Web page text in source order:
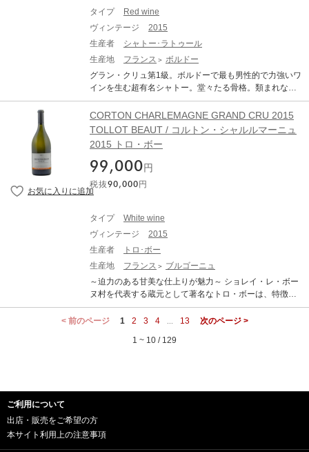
ったのです。 抜栓した瞬間から、サロン2015は私たちの
五感全てを魅了します。きらめくゴールドの色合いは グ
リーンとシルバーのハイライトによって引き立てられ、
花、菩提樹やスイカズラなどのはっきりとしてデリケー
トなアロマが発散します。そして常に遍在する白亜質の
香り。雄大で生き生きとした口当たりは、塩味と爽快感
の完璧 なバランスをもたらし、テロワールの真髄を呼び
起こします。濃厚かつエレガントな味わいは豊満さと繊
細さを同時に持ち合わせ、それは土地と時間を語り続け
ています。 ヴィンテージ情報 長くまばゆい2015年の夏
穏やかで雨の多い秋の後に続いた冬は典型的で、霜が降
りるのも稀でした。そして雨の多い春が訪れ、シャルド
ネは4月14日から蕾を出します。5月中旬から始まった干
ばつは8月中旬まで続き、 豊富な日照量と相まって、シ
した。シャルドネの開花は6月11日に始まります。8月に
しい気温をもたらし、慎重かつ確実にブドウが完熟する
ための環境が整います。そして9月8日に収穫が始まる
頃、ル·メニル·シュール·オジェ村には太陽が戻ってきま
した。2015年の夏は、干ばつと日照に関しては記録的な
年でした。その結果、ブドウは見事に成熟し、当時から
すでに素晴らしいヴィンテージが約束されていたので
が2人の子供たちで、ボンヌ・マールは伯父さん。つまり
これだけ家族が違うということ。赤い果実のニュアンス
クベリーなど黒い果実の香りが強く、しかも若い時の色
調に青紫の反射を伴う。豊かで肉付きのよいワイン。ち
なみにヴォギュエのボンヌ・マールは大部分がテール・
ルージュ（赤土）の土壌にある。 ■テクニカル情報■ 醸
桶、使用酵母：天然酵母、熟成(樽【新樽率】/タンク)：2
0～30%、マロラクティック発酵の有無：する、瓶詰め時
のフィルターの有無：年による、所有面積：2.60ha、土
壌：石灰粘土質、ぶどう品種(セパージュ)：Pinot Noir 10
0%、ぶどうの仕立て：ギュイヨ・サンプル、コルドン・
ドゥブル、収穫量：11000本/ha、収穫方法：手摘み、農
法：リュット・アンテグレ COMTE GEORGES DE VOG
UE BONNES MARES GRAND CRU ドメーヌ・コント・
リュ 生産地：フランス ブルゴーニュ コート・ド・ニュ
イ シャンボール・ミュジニー 原産地呼称：AOC. BONN
ES MARES ぶどう品種：ピノ・ノワール 100% アルコー
【古酒について、当店からのお願い】 オールドヴィンテ
ージのワインは必ず休息させることが必要です。休ませ
ずに抜栓してしまうと本来の味わいは全く表れてきませ
ん。商品到着後、最低でも2週間は休ませてください。 ●
古酒特有のボトル傷や汚れがございます。 ●澱がござい
み落ち着くまで休息させてから(最低でも1か月、出来れ
頂いた上でのご購入をお願い致します。
頃を迎えるまでに時間を要しますが、長期熟成を経て現
れるうっとりとするような滑らかな舌触り、そして豊か
な味わいを持ちます。最高のテロワールで育ち、極めて
厳しい選果をクリアした珠玉のブドウだけをグラン・ヴ
ァンに使用。 口当たりの滑らかさ、そしてしっかりした
非常にしなやかで、柔和で優しく最後まで広がります。
2015年はシャトー・マルゴーにとって、まさに文字通
れた一因は、ブレンド時の決断が何度も吟味されたこと
であるのは間違いないでしょう。グラン・ヴァン用にリ
ザーブされているのは全生産のわずか35パーセントで、
ます。例年同様、根底を成すカベルネ・ソーヴィニヨン
がブレンドの87パーセントを占め、今年はさらに濃厚さ
と繊細さを兼ねそろえ、活力と強さは例年以上になりま
く、グラン・ヴァンの中でも8%を占めています。カベル
ネ・フラン(3パーセント)、プティ・ヴェルド(2パーセン
割合を占めています。そして偉大なヴィンテージは全般
的に、各品種の持つ真髄を表現できることを示してくれ
ました。 (2018年10月 シャトー・マルゴー オフィシャル
ホームページより) ■2015年ヴィンテージ情報■ 例年に比
期が遅れたものの、一斉に歩調の合った状態でした。そ
ったおかげで、テンポの速い均質的な開花を迎えまし
れ、色付き期間が短縮し、均質化につながりました。9月
は涼しい、という組み合わせだったおかげで、豊富な糖
性に満ちた潜在能力のあるアロマを備えたブドウを得る
タイプ
Red wine
ヴィンテージ
2015
生産者
シャトー･ラトゥール
生産地
フランス
ボルドー
グラン・クリュ第1級。ボルドーで最も男性的で力強いワ
インを生む超有名シャトー。堂々たる骨格。類まれな凝
縮味。信じ難い長寿を誇る偉大なワインです。 言わずと
知れた五大シャトーの一つ。その中でも最も長命である
といわれる。力強く荘厳、高尚さと気高さを備えた極上
ワインの典型である。百年戦争の時代にはイギリス側の
要塞として使われていた。ラベルの塔はその証である
が、現在は別の丸屋根の塔がシャトーには建っている。1
7世紀にははカロン・セギュールと同じセギュール家が所
有していた。 第二次大戦後イギリスのピアソン家にわた
ワ・ピノーが所有している。ポーイヤックの三つの一級
シャトーの中で最も南、最もジロンド河沿いに位置して
いる。河からわずかに離れた小高い丘という、最上の立
地を誇る。メドック格付け一級の中で最もヴィンテージ
によるばらつきが小さいワインだともいわれている。
感があり、豊かでタニックなフルボディです。「常に最
高級、力強く、タニックで、荘厳。」と評され、ラトゥ
レンド」と「最高の飲み頃」の追求によって生まれる、
完璧な品質をお愉しみください。 CHATEAU LATOUR シ
(Feb 2018) A seamless, totally captivating wine, the 2015
Latour has no beginning and no end, it simply exists in it
s own little world of pure and total harmony. Nothing is o
CORTON CHARLEMAGNE GRAND CRU 2015
TOLLOT BEAUT / コルトン・シャルルマーニュ
2015 トロ・ボー
99,000 円
税抜90,000 円
タイプ
White wine
ヴィンテージ
2015
生産者
トロ･ボー
生産地
フランス
ブルゴーニュ
～迫力のある甘美な仕上りが魅力～ ショレイ・レ・ボー
ヌ村を代表する蔵元として著名なトロ・ボーは、特徴的
な樽の風味とボリューム感溢れるスタイルで、近年特に
高い評価を得る蔵元。熟度の高いピノ・ノワールから産
した旨味をたっぷりと含んだ味わいが魅力です。 2015年
の奥から上質な酸が顔を出し、旨みを含んだミネラルが
さらにじっくりと寝かせて、その真価が花開く時を待つ
のもよいポテンシャルの極めて高い仕上りです。
< 前のページ 1 2 3 4 13
次のページ >
1 ~ 10 / 129
ご利用について
出店・販売をご希望の方
本サイト利用上の注意事項